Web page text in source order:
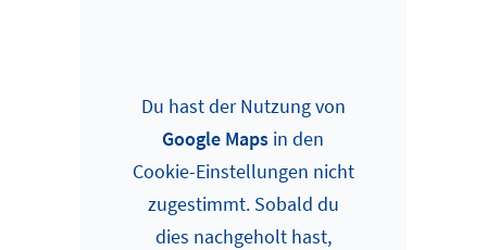
Du hast der Nutzung von
Google Maps in den
Cookie-Einstellungen nicht
zugestimmt. Sobald du
dies nachgeholt hast,